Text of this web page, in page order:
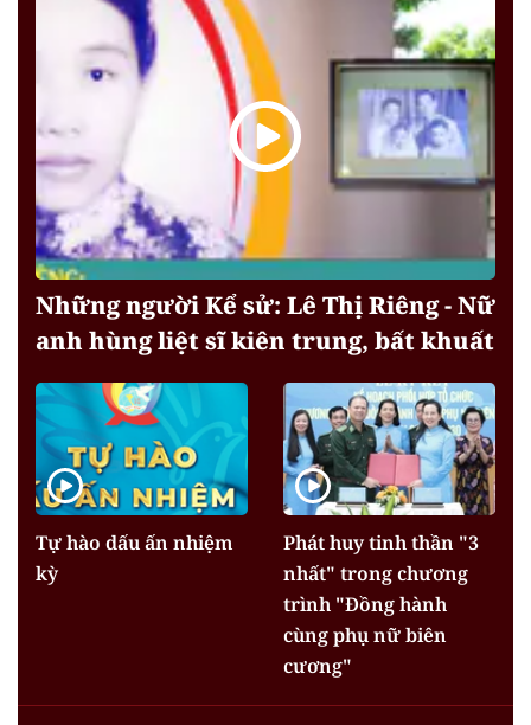
Những người Kể sử: Lê Thị Riêng - Nữ
anh hùng liệt sĩ kiên trung, bất khuất
Tự hào dấu ấn nhiệm
kỳ
Phát huy tinh thần "3
nhất" trong chương
trình "Đồng hành
cùng phụ nữ biên
cương"